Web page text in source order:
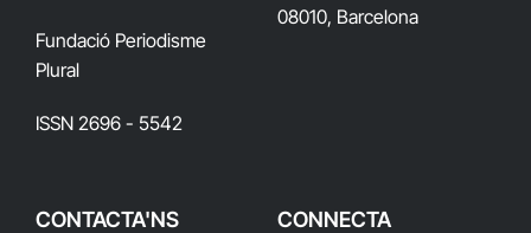
Fundació Periodisme
Plural
ISSN 2696 - 5542
08010, Barcelona
CONTACTA'NS CONNECTA